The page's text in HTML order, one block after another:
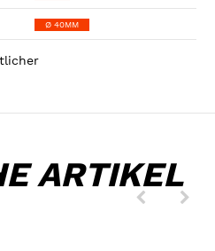
Ø 40MM
ARTIKEL